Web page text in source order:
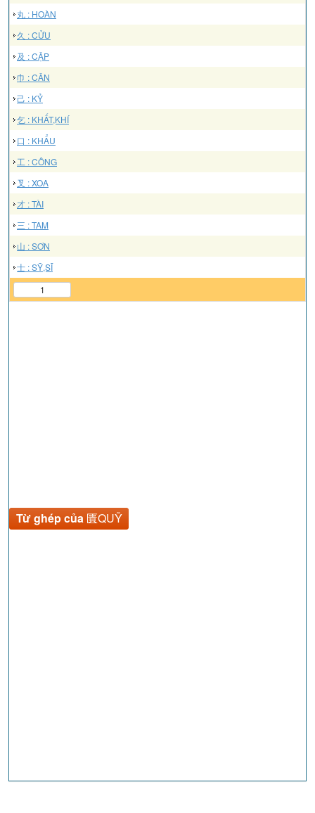
丸 : HOÀN
久 : CỬU
及 : CẬP
巾 : CÂN
己 : KỶ
乞 : KHẤT,KHÍ
口 : KHẨU
工 : CÔNG
叉 : XOA
才 : TÀI
三 : TAM
山 : SƠN
士 : SỸ,SĨ
1
Từ ghép của 匱QUỸ